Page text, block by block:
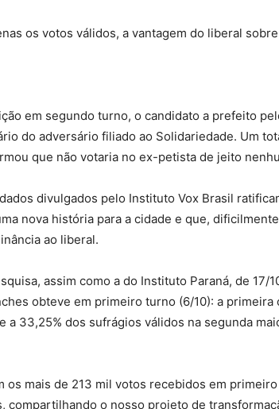
os votos válidos, a vantagem do liberal
em segundo turno, o candidato a prefeito
do adversário filiado ao Solidariedade. Um
que não votaria no ex-petista de jeito
divulgados pelo Instituto Vox Brasil
nova história para a cidade e que,
ao liberal.
assim como a do Instituto Paraná, de 17/
obteve em primeiro turno (6/10): a primeira
a 33,25% dos sufrágios válidos na segunda
os mais de 213 mil votos recebidos em
compartilhando o nosso projeto de